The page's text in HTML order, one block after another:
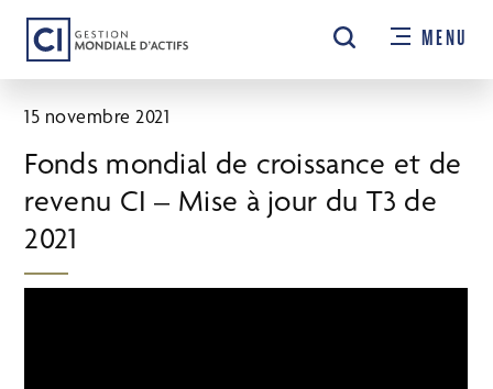
Passer
contenu
principal
MENU
15 novembre 2021
Fonds mondial de croissance et de
revenu CI – Mise à jour du T3 de
2021